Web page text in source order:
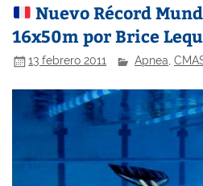
Nuevo Récord
16x50m por Brice
13 febrero 2011 Apnea,